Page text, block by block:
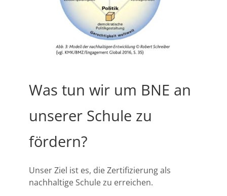
Was tun wir um BNE an
unserer Schule zu
fördern?
Unser Ziel ist es, die Zertifizierung als
nachhaltige Schule zu erreichen.